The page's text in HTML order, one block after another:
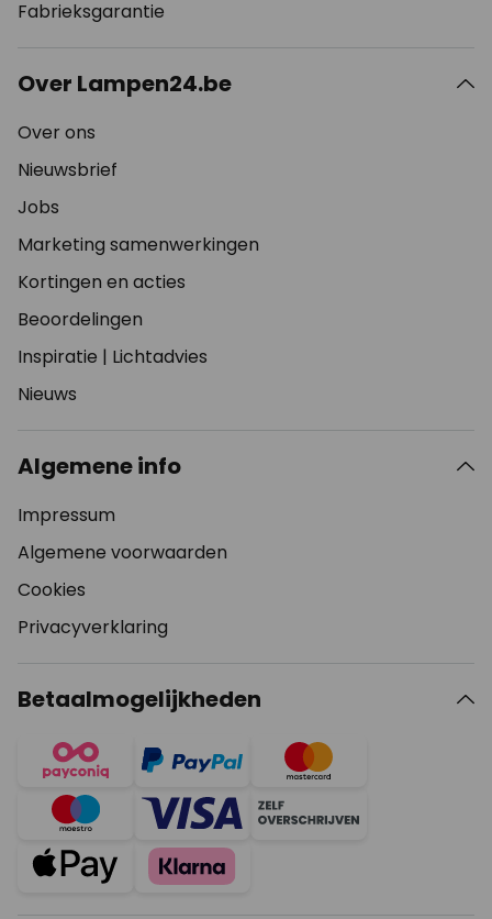
Fabrieksgarantie
Over Lampen24.be
Over ons
Nieuwsbrief
Jobs
Marketing samenwerkingen
Kortingen en acties
Beoordelingen
Inspiratie | Lichtadvies
Nieuws
Algemene info
Impressum
Algemene voorwaarden
Cookies
Privacyverklaring
Betaalmogelijkheden